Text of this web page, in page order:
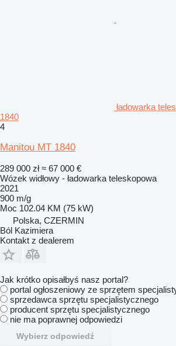
ładowarka
1840
4
Manitou MT 1840
289 000 zł ≈ 67 000 €
Wózek widłowy - ładowarka teleskopowa
2021
900 m/g
Moc 102.04 KM (75 kW)
Polska, CZERMIN
Ból Kazimiera
Kontakt z dealerem
Jak krótko opisałbyś nasz portal?
portal ogłoszeniowy ze sprzętem
sprzedawca sprzętu specjalistycznego
producent sprzętu specjalistycznego
nie ma poprawnej odpowiedzi
Wybierz odpowiedź